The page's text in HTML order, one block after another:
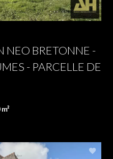
NEO BRETONNE -
- PARCELLE DE